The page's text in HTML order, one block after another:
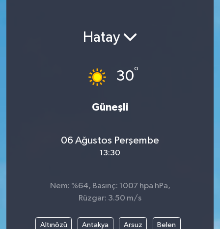
Hatay
30°
Güneşli
06 Ağustos Perşembe
13:30
Nem: %64, Basınç: 1007 hpa hPa,
Rüzgar: 3.50 m/s
Altınözü Antakya Arsuz Belen